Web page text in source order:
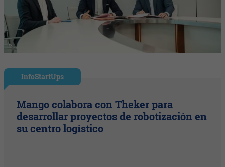
InfoStartUps
Mango colabora con Theker para
desarrollar proyectos de robotización en
su centro logístico